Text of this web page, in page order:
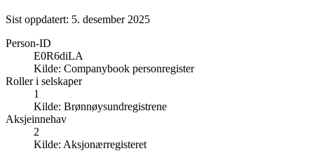
Sist oppdatert: 5. desember 2025
Person-ID
E0R6diLA
Kilde: Companybook personregister
Roller i selskaper
1
Kilde: Brønnøysundregistrene
Aksjeinnehav
2
Kilde: Aksjonærregisteret